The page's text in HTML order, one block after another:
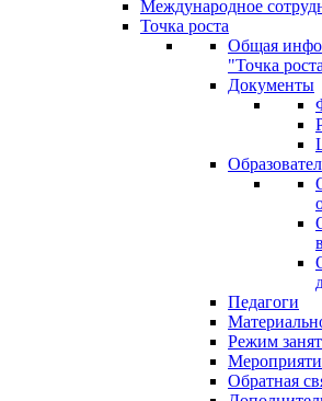
Международное
Точка роста
Общая
"Точка
Документы
Педагоги
Режим
Обратная